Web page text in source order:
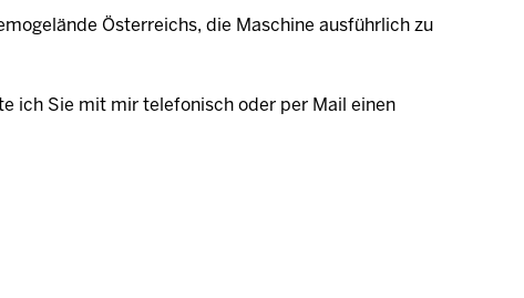
Österreichs, die Maschine ausführlich zu
ich Sie mit mir telefonisch oder per Mail einen